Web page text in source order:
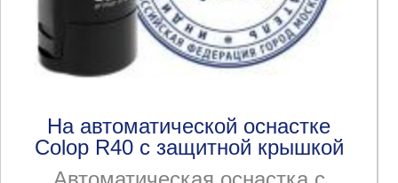
На автоматической оснастке
Colop R40 с защитной крышкой